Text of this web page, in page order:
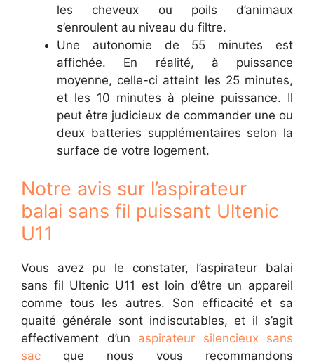
les cheveux ou poils d’animaux
s’enroulent au niveau du filtre.
Une autonomie de 55 minutes est
affichée. En réalité, à puissance
moyenne, celle-ci atteint les 25 minutes,
et les 10 minutes à pleine puissance. Il
peut être judicieux de commander une ou
deux batteries supplémentaires selon la
surface de votre logement.
Notre avis sur l’aspirateur
balai sans fil puissant Ultenic
U11
Vous avez pu le constater, l’aspirateur balai
sans fil Ultenic U11 est loin d’être un appareil
comme tous les autres. Son efficacité et sa
quaité générale sont indiscutables, et il s’agit
effectivement d’un aspirateur silencieux sans
sac que nous vous recommandons